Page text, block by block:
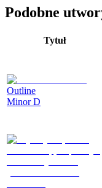
Podobne
Tytuł
Outline
Minor D